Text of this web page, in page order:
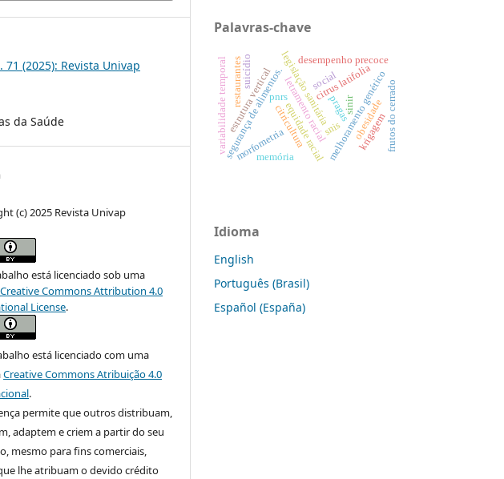
71 (2025): Revista Univap
da Saúde
(c) 2025 Revista Univap
está licenciado sob uma
Creative Commons Attribution 4.0
License.
está licenciado com uma
Creative Commons Atribuição 4.0
.
permite que outros distribuam,
adaptem e criem a partir do seu
mesmo para fins comerciais,
lhe atribuam o devido crédito
Palavras-chave
equidade racial
letramento racial
segurança de alimentos.legislação sanitáriacitrus latifolia
citricultura
desempenho precoce
melhoramento genético
pragas
morfometria
estrutura vertical obesidade
krigagem
variabilidade temporal frutos do cerrado
pnrs
snis
sinir
memória
social
restaurantessuicídio
Idioma
English
Português (Brasil)
Español (España)